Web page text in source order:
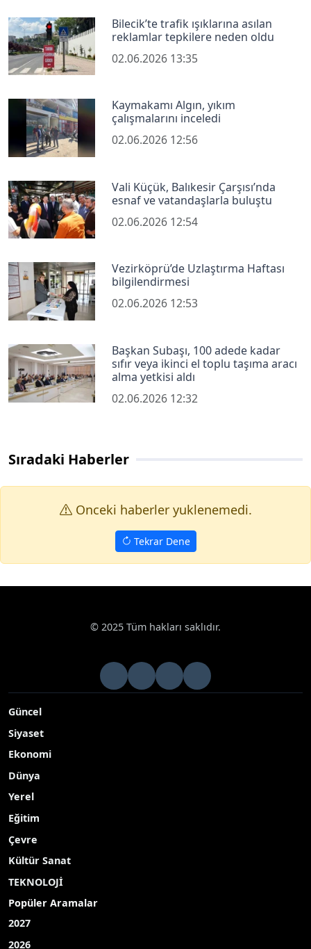
Bilecik’te trafik ışıklarına asılan
reklamlar tepkilere neden oldu
02.06.2026 13:35
Kaymakamı Algın, yıkım
çalışmalarını inceledi
02.06.2026 12:56
Vali Küçük, Balıkesir Çarşısı’nda
esnaf ve vatandaşlarla buluştu
02.06.2026 12:54
Vezirköprü’de Uzlaştırma Haftası
bilgilendirmesi
02.06.2026 12:53
Başkan Subaşı, 100 adede kadar
sıfır veya ikinci el toplu taşıma aracı
alma yetkisi aldı
02.06.2026 12:32
Sıradaki Haberler
Onceki haberler yuklenemedi.
Tekrar Dene
© 2025 Tüm hakları saklıdır.
Güncel
Siyaset
Ekonomi
Dünya
Yerel
Eğitim
Çevre
Kültür Sanat
TEKNOLOJİ
Popüler Aramalar
2027
2026